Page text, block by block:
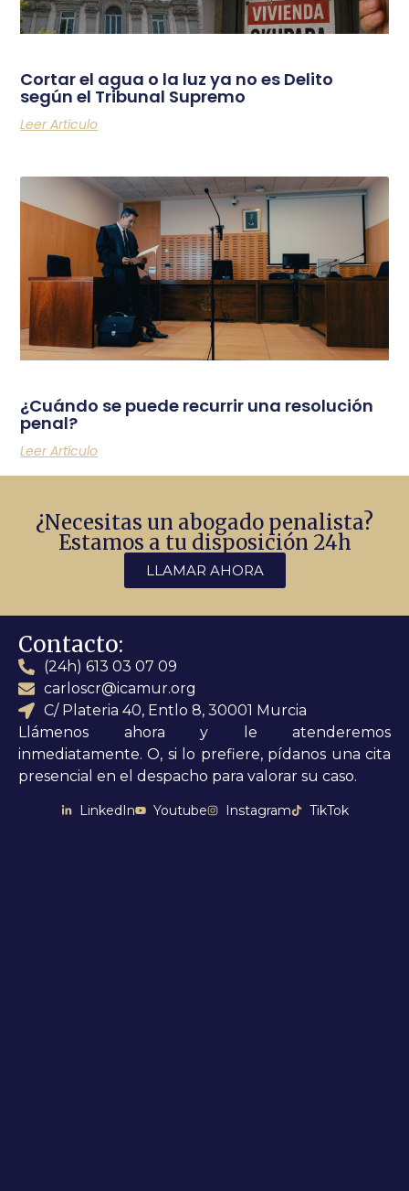
Cortar el agua o la luz ya no es Delito
según el Tribunal Supremo
Leer Artículo
¿Cuándo se puede recurrir una resolución
penal?
Leer Artículo
¿Necesitas un abogado penalista?
Estamos a tu disposición 24h
LLAMAR AHORA
Contacto:
(24h) 613 03 07 09
carloscr@icamur.org
C/ Plateria 40, Entlo 8, 30001 Murcia
Llámenos ahora y le atenderemos
inmediatamente. O, si lo prefiere, pídanos una cita
presencial en el despacho para valorar su caso.
LinkedIn Youtube Instagram TikTok